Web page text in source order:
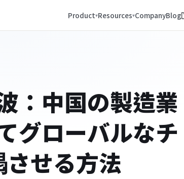
Product Resources CompanyBlog
：中国の製造業
グローバルなチ
せる方法